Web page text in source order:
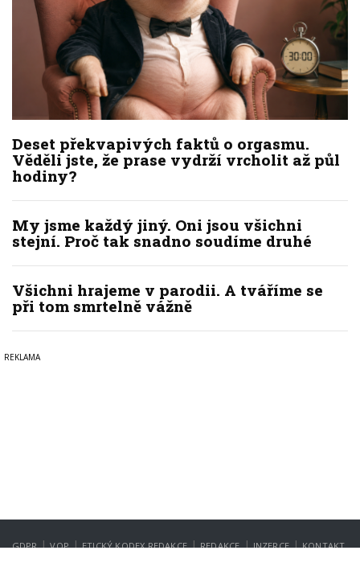
Deset překvapivých faktů o orgasmu.
Věděli jste, že prase vydrží vrcholit až půl
hodiny?
My jsme každý jiný. Oni jsou všichni
stejní. Proč tak snadno soudíme druhé
Všichni hrajeme v parodii. A tváříme se
při tom smrtelně vážně
GDPR | VOP | ETICKÝ KODEX REDAKCE | REDAKCE | INZERCE | KONTAKT